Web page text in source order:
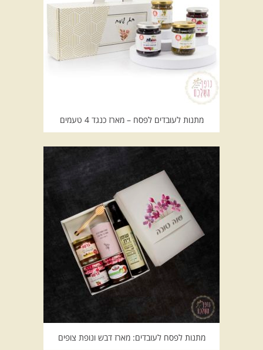
מתנות לעובדים לפסח – מארז כנגד 4 טעמים
מתנות לפסח לעובדים: מארז דבש ונופת צופים